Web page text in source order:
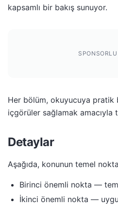
kapsamlı bir bakış sunuyor.
Her bölüm, okuyucuya pratik
içgörüler sağlamak amacıyla
Detaylar
Aşağıda, konunun temel
Birinci önemli nokta —
İkinci önemli nokta —